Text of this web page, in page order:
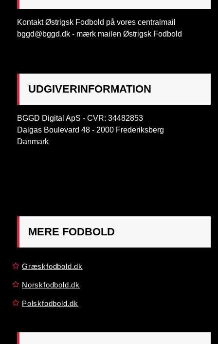
Kontakt Østrigsk Fodbold på vores centralmail
bggd@bggd.dk - mærk mailen Østrigsk Fodbold
UDGIVERINFORMATION
BGGD Digital ApS - CVR: 34482853
Dalgas Boulevard 48 - 2000 Frederiksberg
Danmark
MERE FODBOLD
Græskfodbold.dk
Norskfodbold.dk
Polskfodbold.dk